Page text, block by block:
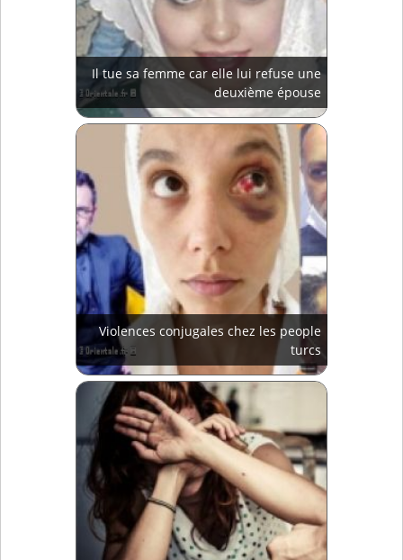
Il tue sa femme car elle lui refuse une
deuxième épouse
Violences conjugales chez les people
turcs